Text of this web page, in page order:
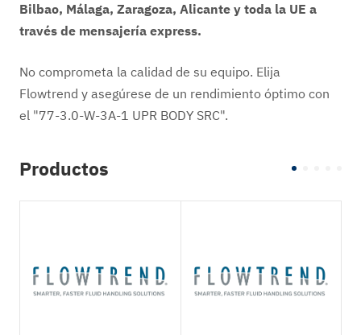
Bilbao, Málaga, Zaragoza, Alicante y toda la UE a
través de mensajería express.
No comprometa la calidad de su equipo. Elija
Flowtrend y asegúrese de un rendimiento óptimo con
el "77-3.0-W-3A-1 UPR BODY SRC".
Productos